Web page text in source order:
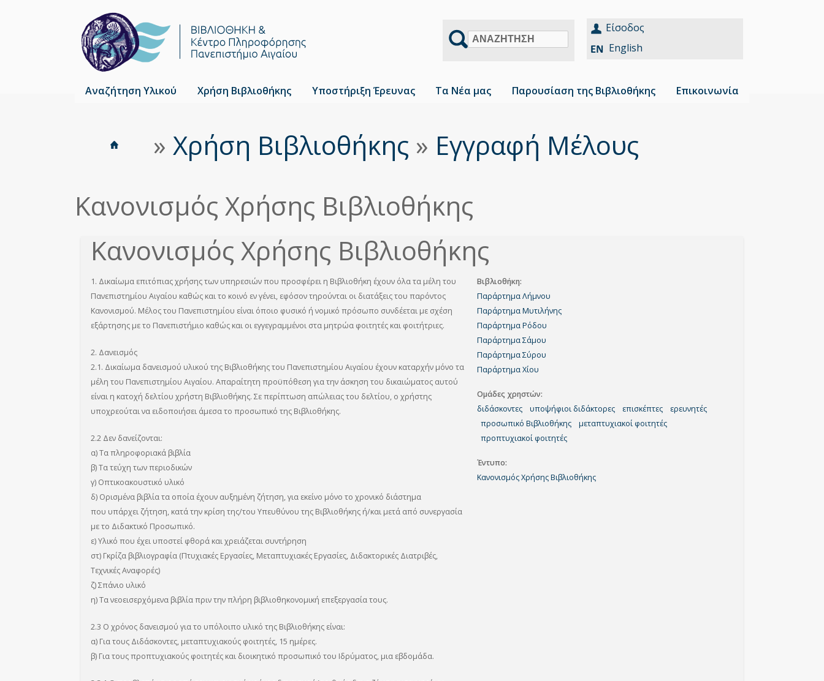
Αναζήτηση
Είσοδος
English
Αναζήτηση Υλικού Χρήση Βιβλιοθήκης Υποστήριξη Έρευνας Τα Νέα μας Παρουσίαση της Βιβλιοθήκης Επικοινωνία
Breadcrumbs
Είστε
Αρχική» Χρήση Βιβλιοθήκης » Εγγραφή Μέλους
Κανονισμός Χρήσης Βιβλιοθήκης
Κανονισμός Χρήσης Βιβλιοθήκης
1. Δικαίωμα επιτόπιας χρήσης των υπηρεσιών που προσφέρει η Βιβλιοθήκη έχουν όλα τα μέλη του
Πανεπιστημίου Αιγαίου καθώς και το κοινό εν γένει, εφόσον τηρούνται οι διατάξεις του παρόντος
Κανονισμού. Μέλος του Πανεπιστημίου είναι όποιο φυσικό ή νομικό πρόσωπο συνδέεται με σχέση
εξάρτησης με το Πανεπιστήμιο καθώς και οι εγγεγραμμένοι στα μητρώα φοιτητές και φοιτήτριες.
2. Δανεισμός
2.1. Δικαίωμα δανεισμού υλικού της Βιβλιοθήκης του Πανεπιστημίου Αιγαίου έχουν καταρχήν μόνο τα
μέλη του Πανεπιστημίου Αιγαίου. Απαραίτητη προϋπόθεση για την άσκηση του δικαιώματος αυτού
είναι η κατοχή δελτίου χρήστη Βιβλιοθήκης. Σε περίπτωση απώλειας του δελτίου, ο χρήστης
υποχρεούται να ειδοποιήσει άμεσα το προσωπικό της Βιβλιοθήκης.
2.2 Δεν δανείζονται:
α) Τα πληροφοριακά βιβλία
β) Τα τεύχη των περιοδικών
γ) Οπτικοακουστικό υλικό
δ) Ορισμένα βιβλία τα οποία έχουν αυξημένη ζήτηση, για εκείνο μόνο το χρονικό διάστημα
που υπάρχει ζήτηση, κατά την κρίση της/του Υπευθύνου της Βιβλιοθήκης ή/και μετά από συνεργασία
με το Διδακτικό Προσωπικό.
ε) Υλικό που έχει υποστεί φθορά και χρειάζεται συντήρηση
στ) Γκρίζα βιβλιογραφία (Πτυχιακές Εργασίες, Μεταπτυχιακές Εργασίες, Διδακτορικές Διατριβές,
Τεχνικές Αναφορές)
ζ) Σπάνιο υλικό
η) Τα νεοεισερχόμενα βιβλία πριν την πλήρη βιβλιοθηκονομική επεξεργασία τους.
2.3 Ο χρόνος δανεισμού για το υπόλοιπο υλικό της Βιβλιοθήκης είναι:
α) Για τους Διδάσκοντες, μεταπτυχιακούς φοιτητές, 15 ημέρες.
β) Για τους προπτυχιακούς φοιτητές και διοικητικό προσωπικό του Ιδρύματος, μια εβδομάδα.
Βιβλιοθήκη
Παράρτημα Λήμνου
Παράρτημα Μυτιλήνης
Παράρτημα Ρόδου
Παράρτημα Σάμου
Παράρτημα Σύρου
Παράρτημα Χίου
Ομάδες χρηστών
διδάσκοντες
υποψήφιοι διδάκτορες επισκέπτες
ερευνητές
προσωπικό Βιβλιοθήκης
μεταπτυχιακοί φοιτητές
προπτυχιακοί φοιτητές
Έντυπο
Κανονισμός Χρήσης Βιβλιοθήκης